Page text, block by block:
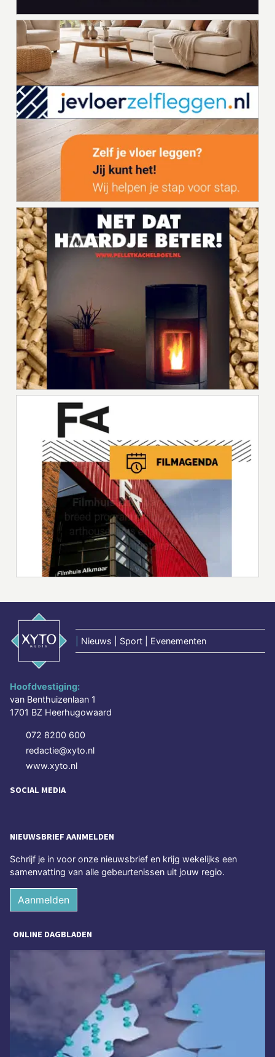
Nieuws | Sport | Evenementen
Hoofdvestiging:
van Benthuizenlaan 1
1701 BZ Heerhugowaard
072 8200 600
redactie@xyto.nl
www.xyto.nl
SOCIAL MEDIA
NIEUWSBRIEF AANMELDEN
Schrijf je in voor onze nieuwsbrief en krijg wekelijks een
samenvatting van alle gebeurtenissen uit jouw regio.
Aanmelden
ONLINE DAGBLADEN